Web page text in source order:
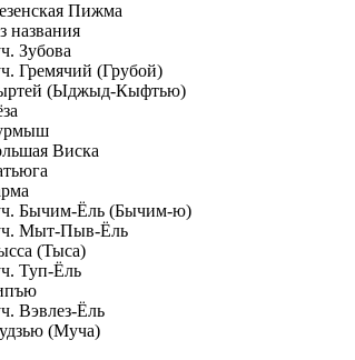
Пижма
названия
Зубова
Гремячий (Грубой)
(Ыджыд-Кыфтью)
Виска
Бычим-Ёль (Бычим-ю)
Мыт-Пыв-Ёль
(Тыса)
Туп-Ёль
Вэвлез-Ёль
(Муча)